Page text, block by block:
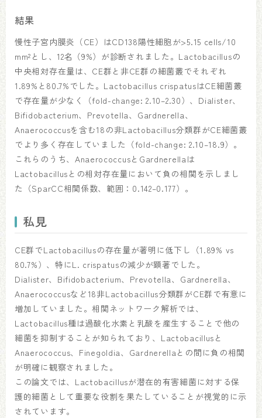
結果
慢性子宮内膜炎（CE）はCD138陽性細胞が>5.15 cells/10
mm²とし、12名（9%）が診断されました。Lactobacillusの
中央相対存在量は、CE群と非CE群の細菌叢でそれぞれ
1.89%と80.7%でした。Lactobacillus crispatusはCE細菌叢
で存在量が少なく（fold-change: 2.10–2.30）、Dialister、
Bifidobacterium、Prevotella、Gardnerella、
Anaerococcusを含む18の非Lactobacillus分類群がCE細菌叢
でより多く存在していました（fold-change: 2.10–18.9）。
これらのうち、AnaerococcusとGardnerellaは
Lactobacillusとの相対存在量において負の相関を示しまし
た（SparCC相関係数、範囲：0.142–0.177）。
私見
CE群でLactobacillusの存在量が著明に低下し（1.89% vs
80.7%）、特にL. crispatusの減少が顕著でした。
Dialister、Bifidobacterium、Prevotella、Gardnerella、
Anaerococcusなど18非Lactobacillus分類群がCE群で有意に
増加していました。相関ネットワーク解析では、
Lactobacillus種は過酸化水素と乳酸を産生することで他の
細菌を抑制することが知られており、Lactobacillusと
Anaerococcus、Finegoldia、Gardnerellaとの間に負の相関
が明確に観察されました。
この論文では、Lactobacillusが潜在的有害細菌に対する保
護的細菌として重要な役割を果たしていることが視覚的に示
されています。